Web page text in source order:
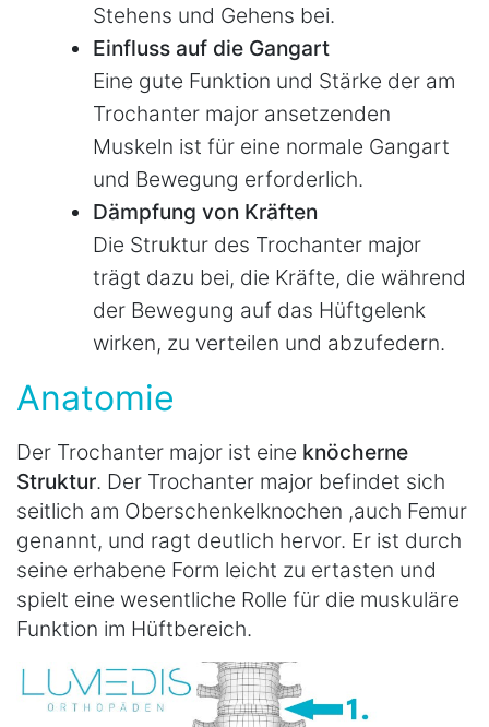
Stehens und Gehens bei.
Einfluss auf die Gangart
Eine gute Funktion und Stärke der am
Trochanter major ansetzenden
Muskeln ist für eine normale Gangart
und Bewegung erforderlich.
Dämpfung von Kräften
Die Struktur des Trochanter major
trägt dazu bei, die Kräfte, die während
der Bewegung auf das Hüftgelenk
wirken, zu verteilen und abzufedern.
Anatomie
Der Trochanter major ist eine knöcherne
Struktur. Der Trochanter major befindet sich
seitlich am Oberschenkelknochen ,auch Femur
genannt, und ragt deutlich hervor. Er ist durch
seine erhabene Form leicht zu ertasten und
spielt eine wesentliche Rolle für die muskuläre
Funktion im Hüftbereich.